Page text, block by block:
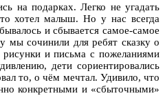
на подарках. Легко не угадать
хотел малыш. Но у нас всегда
и сбывается самое-самое
мы сочинили для ребят сказку о
и письма с пожеланиями
дети сориентировались
то, о чём мечтал. Удивило, что
конкретными и «сбыточными»